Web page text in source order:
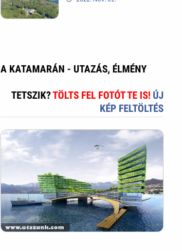
A KATAMARÁN - UTAZÁS, ÉLMÉNY
TETSZIK?TÖLTS FEL FOTÓT TE IS! ÚJ
KÉP FELTÖLTÉS